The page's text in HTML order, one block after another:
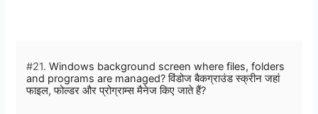
#21. Windows background screen where files, folders
and programs are managed? विंडोज बैकग्राउंड स्क्रीन जहां
फाइल, फोल्डर और प्रोग्राम्स मैनेज किए जाते हैं?